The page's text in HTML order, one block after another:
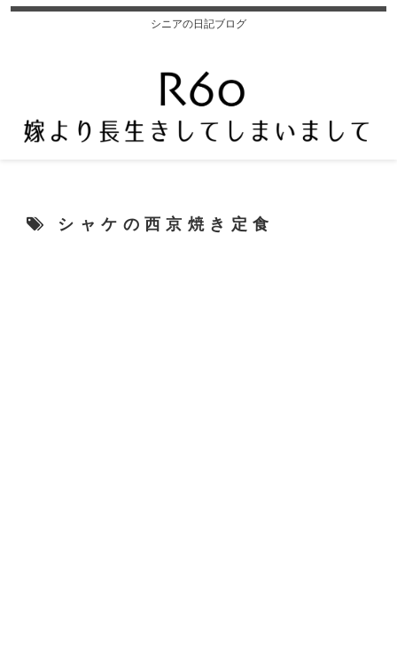
シニアの日記ブログ
シャケの西京焼き定食